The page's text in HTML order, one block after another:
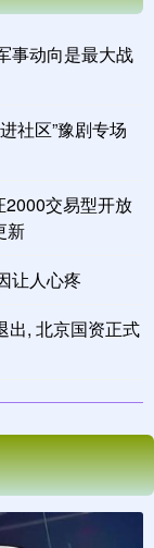
事动向是最大战
社区”豫剧专场
交易型开放
新
让人心疼
出, 北京国资正式